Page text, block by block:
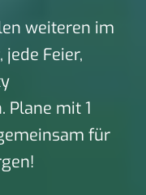
weiteren im
Feier,
Plane mit 1
für